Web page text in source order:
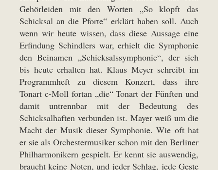
Gehörleiden mit den Worten „So klopft das
Schicksal an die Pforte“ erklärt haben soll. Auch
wenn wir heute wissen, dass diese Aussage eine
Erfindung Schindlers war, erhielt die Symphonie
den Beinamen „Schicksalssymphonie“, der sich
bis heute erhalten hat. Klaus Meyer schreibt im
Programmheft zu diesem Konzert, dass ihre
Tonart c-Moll fortan „die“ Tonart der Fünften und
damit untrennbar mit der Bedeutung des
Schicksalhaften verbunden ist. Mayer weiß um die
Macht der Musik dieser Symphonie. Wie oft hat
er sie als Orchestermusiker schon mit den Berliner
Philharmonikern gespielt. Er kennt sie auswendig,
braucht keine Noten, und jeder Schlag, jede Geste